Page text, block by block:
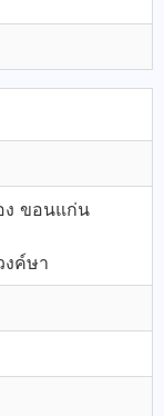
ง ขอนแก่น
งค์ษา